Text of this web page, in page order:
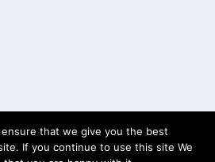
that we give you the best
If you continue to use this site We